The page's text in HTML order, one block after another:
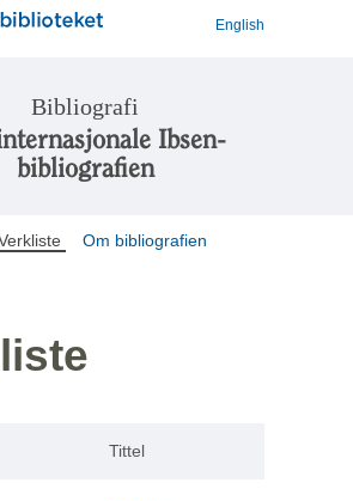
English
Bibliografi
Ibsen-
bibliografien
Om bibliografien
Tittel